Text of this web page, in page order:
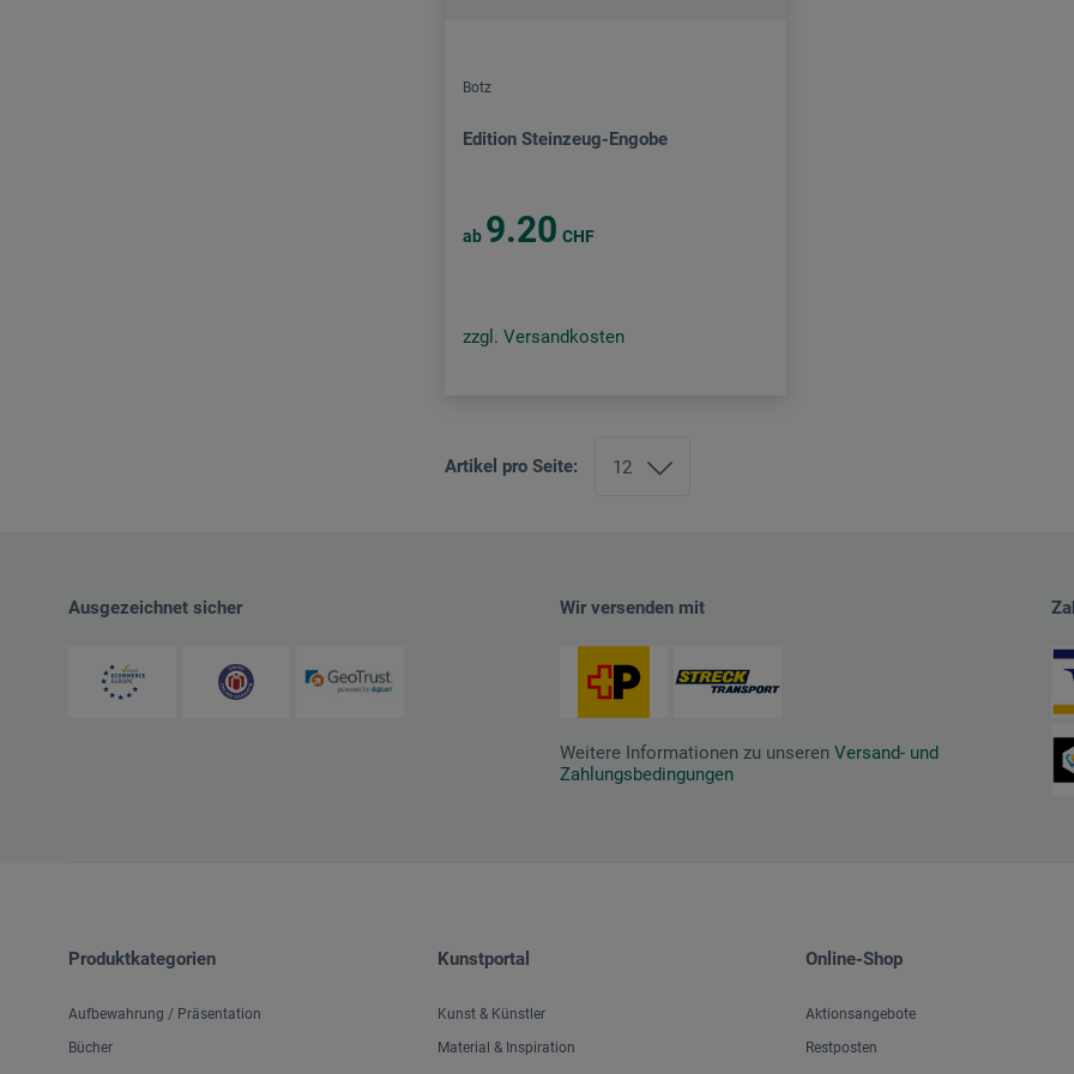
Botz
Edition Steinzeug-Engobe
ab 9.20 CHF
zzgl. Versandkosten
Artikel pro Seite:
Ausgezeichnet sicher Wir versenden mit
Weitere Informationen zu unseren Versand- und
Zahlungsbedingungen
Produktkategorien
Aufbewahrung / Präsentation
Bücher
Kunstportal
Kunst & Künstler
Material & Inspiration
Online-Shop
Aktionsangebote
Restposten